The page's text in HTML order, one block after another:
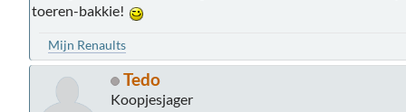
toeren-bakkie!
Mijn Renaults
Tedo
Koopjesjager